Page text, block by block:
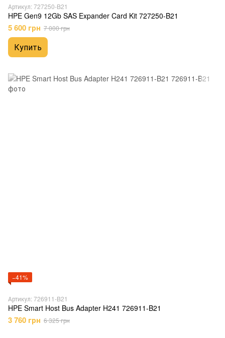
Артикул: 727250-B21
HPE Gen9 12Gb SAS Expander Card Kit 727250-B21
5 600 грн 7 000 грн
Купить
−41%
Артикул: 726911-B21
HPE Smart Host Bus Adapter H241 726911-B21
3 760 грн 6 325 грн